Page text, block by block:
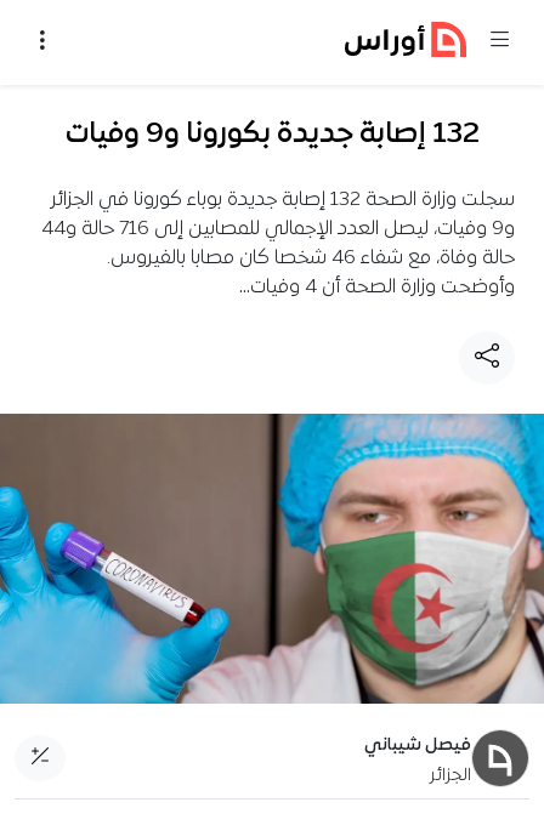
132 إصابة جديدة بكورونا و9 وفيات
سجلت وزارة الصحة 132 إصابة جديدة بوباء كورونا في الجزائر
و9 وفيات، ليصل العدد الإجمالي للمصابين إلى 716 حالة و44
حالة وفاة، مع شفاء 46 شخصا كان مصابا بالفيروس.
وأوضحت وزارة الصحة أن 4 وفيات…
فيصل شيباني
الجزائر